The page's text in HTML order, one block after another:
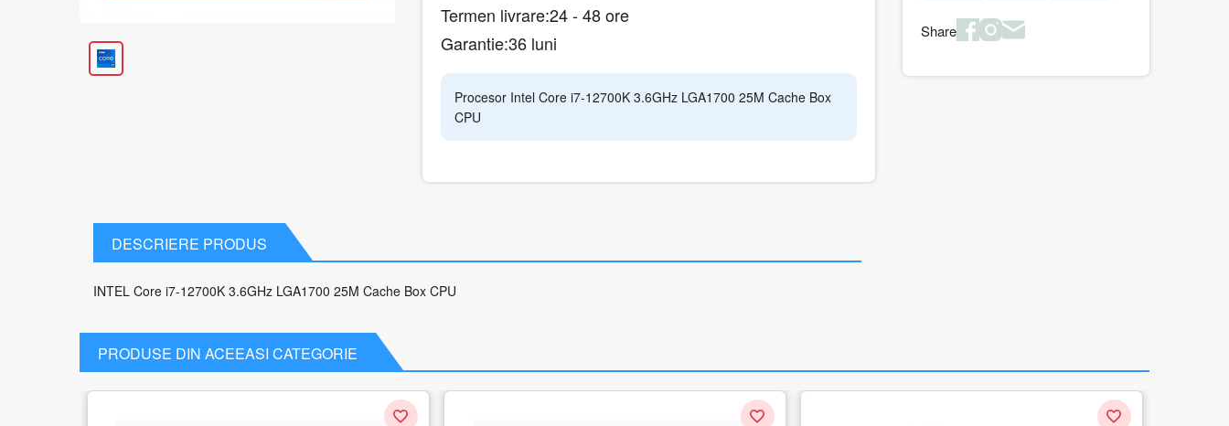
Termen livrare:24 - 48 ore
Garantie:36 luni
Procesor Intel Core i7-12700K 3.6GHz LGA1700 25M Cache Box
CPU
DESCRIERE PRODUS
INTEL Core i7-12700K 3.6GHz LGA1700 25M Cache Box CPU
Share
PRODUSE DIN ACEEASI CATEGORIE